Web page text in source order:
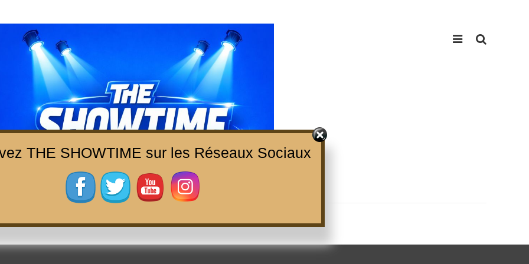
SHOWTIME
magazine sur l'actualité concerts, festivals et showcases
ACCUEIL À PROPOS
THE SHOWTIME sur les Réseaux Sociaux